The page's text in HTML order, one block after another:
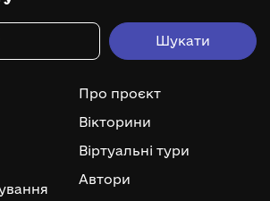
Про проєкт
Вікторини
Віртуальні тури
Автори